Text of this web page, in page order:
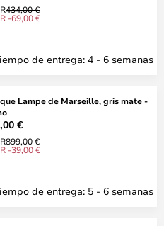
434,00 €
-69,00 €
de entrega: 4 - 6 semanas
Lampe de Marseille, gris mate -
€
899,00 €
-39,00 €
de entrega: 5 - 6 semanas